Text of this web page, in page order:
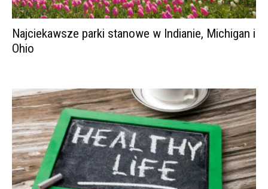
Najciekawsze parki stanowe w Indianie, Michigan i
Ohio